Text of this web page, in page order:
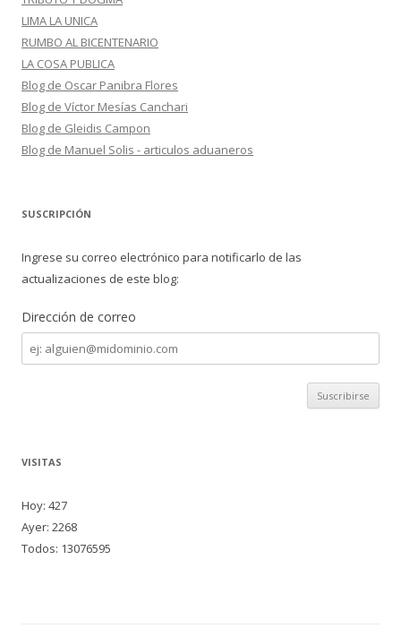
LIMA LA UNICA
RUMBO AL BICENTENARIO
LA COSA PUBLICA
Blog de Oscar Panibra Flores
Blog de Víctor Mesías Canchari
Blog de Gleidis Campon
Blog de Manuel Solis - articulos aduaneros
SUSCRIPCIÓN
Ingrese su correo electrónico para notificarlo de las
actualizaciones de este blog:
Dirección de correo
Dirección
de
correo
VISITAS
Hoy: 427
Ayer: 2268
Todos: 13076595